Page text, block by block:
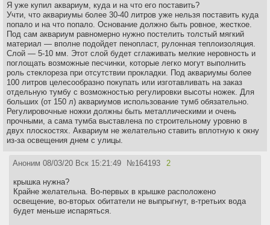
Я уже купил аквариум, куда и на что его поставить?
Учти, что аквариумы более 30-40 литров уже нельзя поставить куда
попало и на что попало. Основание должно быть ровное, жесткое.
Под сам аквариум равномерно нужно постелить толстый мягкий
материал — вполне подойдет пенопласт, рулонная теплоизоляция.
Слой — 5-10 мм. Этот слой будет сглаживать мелкие неровность и
поглощать возможные песчинки, которые легко могут выполнить
роль стеклореза при отсутствии прокладки. Под аквариумы более
100 литров целесообразно покупать или изготавливать на заказ
отдельную тумбу с возможностью регулировки высоты ножек. Для
больших (от 150 л) аквариумов использование тумб обязательно.
Регулировочные ножки должны быть металлическими и очень
прочными, а сама тумба выставлена по строительному уровню в
двух плоскостях. Аквариум не желательно ставить вплотную к окну
из-за освещения днем с улицы.
Аноним 08/03/20 Вск 15:21:49 №164193 2
крышка нужна?
Крайне желательна. Во-первых в крышке расположено
освещение, во-вторых обитатели не выпрыгнут, в-третьих вода
будет меньше испаряться.